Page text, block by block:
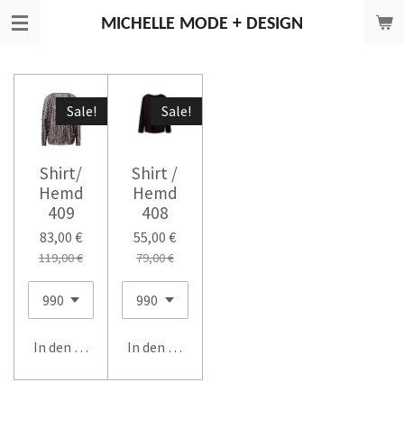
Zum
MICHELLE MODE + DESIGN
Sale!
Shirt/
Hemd
409
83,00 €
119,00 €
In den Warenkorb
Sale!
Shirt /
Hemd
408
55,00 €
79,00 €
In den Warenkorb